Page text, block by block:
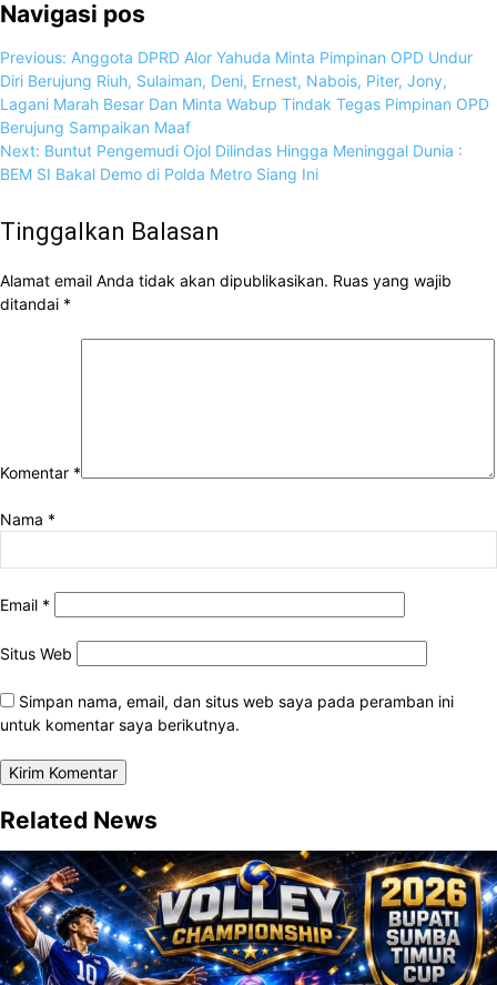
Navigasi pos
Previous: Anggota DPRD Alor Yahuda Minta Pimpinan OPD Undur
Diri Berujung Riuh, Sulaiman, Deni, Ernest, Nabois, Piter, Jony,
Lagani Marah Besar Dan Minta Wabup Tindak Tegas Pimpinan OPD
Berujung Sampaikan Maaf
Next: Buntut Pengemudi Ojol Dilindas Hingga Meninggal Dunia :
BEM SI Bakal Demo di Polda Metro Siang Ini
Tinggalkan Balasan
Alamat email Anda tidak akan dipublikasikan. Ruas yang wajib
ditandai *
Komentar *
Nama *
Email *
Situs Web
Simpan nama, email, dan situs web saya pada peramban ini
untuk komentar saya berikutnya.
Related News